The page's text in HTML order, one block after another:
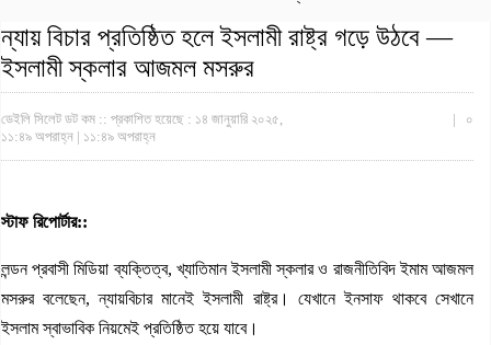
ন্যায় বিচার প্রতিষ্ঠিত হলে ইসলামী রাষ্ট্র গড়ে উঠবে —
ইসলামী স্কলার আজমল মসরুর
ডেইলি সিলেট ডট কম :: প্রকাশিত হয়েছে : ১৪ জানুয়ারি ২০২৫,
১১:৪৯ অপরাহ্ন | ১১:৪৯ অপরাহ্ন
| ০
স্টাফ রিপোর্টার::
লন্ডন প্রবাসী মিডিয়া ব্যক্তিত্ব, খ্যাতিমান ইসলামী স্কলার ও রাজনীতিবিদ ইমাম আজমল
মসরুর বলেছেন, ন্যায়বিচার মানেই ইসলামী রাষ্ট্র। যেখানে ইনসাফ থাকবে সেখানে
ইসলাম স্বাভাবিক নিয়মেই প্রতিষ্ঠিত হয়ে যাবে।